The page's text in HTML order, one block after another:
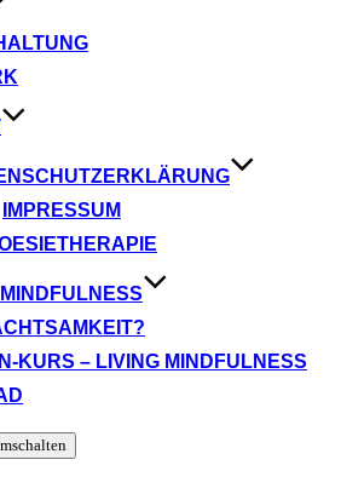
IMPRESSUM
KURS – LIVING MINDFULNESS